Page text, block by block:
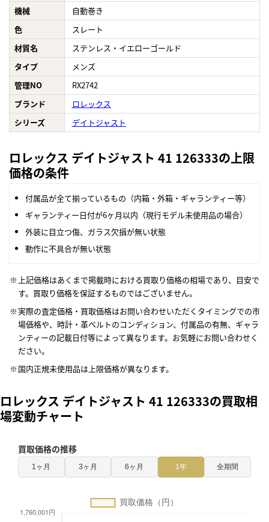
機械
自動巻き
色
スレート
材質名
ステンレス・イエローゴールド
タイプ
メンズ
管理NO
RX2742
ブランド
ロレックス
シリーズ
デイトジャスト
ロレックス デイトジャスト 41 126333の上限
価格の条件
付属品が全て揃っているもの（内箱・外箱・ギャランティー等）
ギャランティー日付が6ヶ月以内（現行モデル未使用品の場合）
外装に目立つ傷、ガラス欠損が無い状態
動作に不具合が無い状態
上記価格はあくまで掲載時における買取り価格の相場であり、目安で
す。買取り価格を保証するものではございません。
実際の査定価格・買取価格はお問い合わせいただくタイミングでの市
場価格や、時計・革ベルトのコンディション、付属品の有無、ギャラ
ンティーの記載日付等によって異なります。お気軽にお問い合わせく
ださい。
国内正規未使用品は上限価格が異なります。
ロレックス デイトジャスト 41 126333の買取相
場変動チャート
買取価格の推移
1ヶ月 3ヶ月 6ヶ月 1年 全期間